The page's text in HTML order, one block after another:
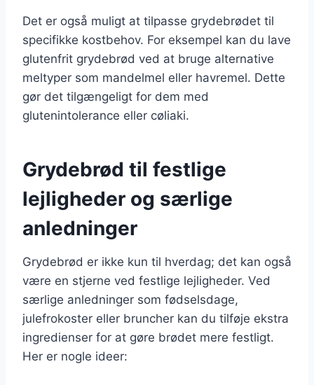
Det er også muligt at tilpasse grydebrødet til
specifikke kostbehov. For eksempel kan du lave
glutenfrit grydebrød ved at bruge alternative
meltyper som mandelmel eller havremel. Dette
gør det tilgængeligt for dem med
glutenintolerance eller cøliaki.
Grydebrød til festlige
lejligheder og særlige
anledninger
Grydebrød er ikke kun til hverdag; det kan også
være en stjerne ved festlige lejligheder. Ved
særlige anledninger som fødselsdage,
julefrokoster eller bruncher kan du tilføje ekstra
ingredienser for at gøre brødet mere festligt.
Her er nogle ideer: